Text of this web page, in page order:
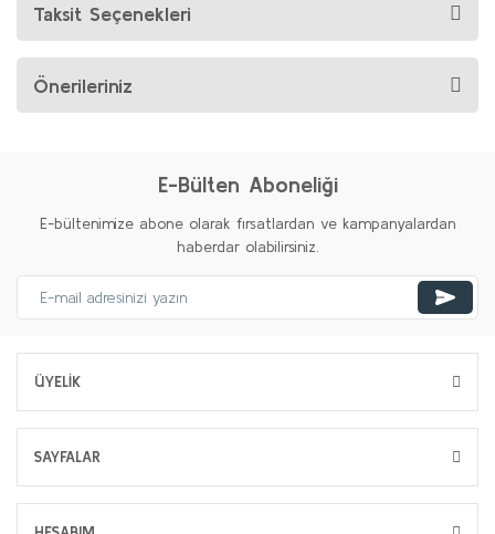
Taksit Seçenekleri
Önerileriniz
E-Bülten Aboneliği
E-bültenimize abone olarak fırsatlardan ve kampanyalardan
haberdar olabilirsiniz.
ÜYELİK
SAYFALAR